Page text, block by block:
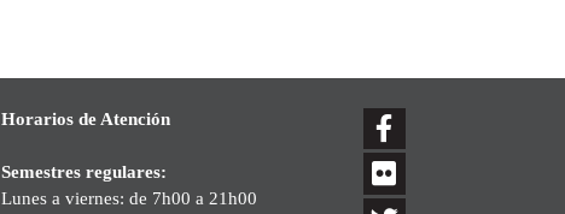
Horarios de Atención
Semestres regulares:
Lunes a viernes: de 7h00 a 21h00